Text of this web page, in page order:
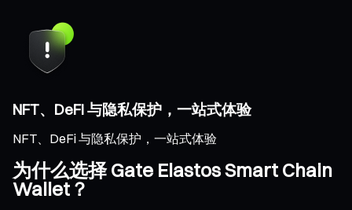
NFT、DeFi 与隐私保护，一站式体验
NFT、DeFi 与隐私保护，一站式体验
为什么选择 Gate Elastos Smart Chain
Wallet？